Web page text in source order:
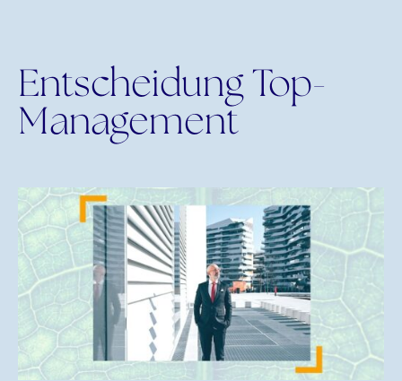
Entscheidung Top-
Management